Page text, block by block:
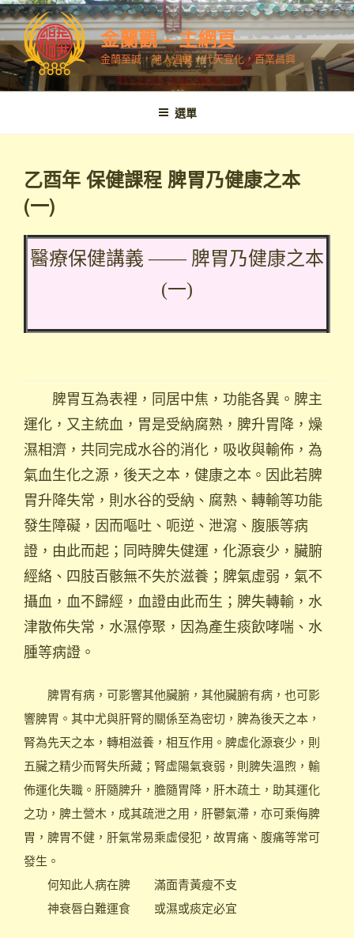
跳
至
內
容
金蘭觀 – 主網頁
金蘭至誠，神人溫馨，代天宣化，百業昌興
選單
乙酉年 保健課程 脾胃乃健康之本
(一)
醫療保健講義 —— 脾胃乃健康之本
(一)
脾胃互為表裡，同居中焦，功能各異。脾主
運化，又主統血，胃是受納腐熟，脾升胃降，燥
濕相濟，共同完成水谷的消化，吸收與輸佈，為
氣血生化之源，後天之本，健康之本。因此若脾
胃升降失常，則水谷的受納、腐熟、轉輸等功能
發生障礙，因而嘔吐、呃逆、泄瀉、腹脹等病
證，由此而起；同時脾失健運，化源衰少，臟腑
經絡、四肢百骸無不失於滋養；脾氣虛弱，氣不
攝血，血不歸經，血證由此而生；脾失轉輸，水
津散佈失常，水濕停聚，因為產生痰飲哮喘、水
腫等病證。
脾胃有病，可影響其他臟腑，其他臟腑有病，也可影
響脾胃。其中尤與肝腎的關係至為密切，脾為後天之本，
腎為先天之本，轉相滋養，相互作用。脾虛化源衰少，則
五臟之精少而腎失所藏；腎虛陽氣衰弱，則脾失溫煦，輸
佈運化失職。肝隨脾升，膽隨胃降，肝木疏土，助其運化
之功，脾土營木，成其疏泄之用，肝鬱氣滯，亦可乘侮脾
胃，脾胃不健，肝氣常易乘虛侵犯，故胃痛、腹痛等常可
發生。
何知此人病在脾 滿面青黃瘦不支
神衰唇白難運食 或濕或痰定必宜